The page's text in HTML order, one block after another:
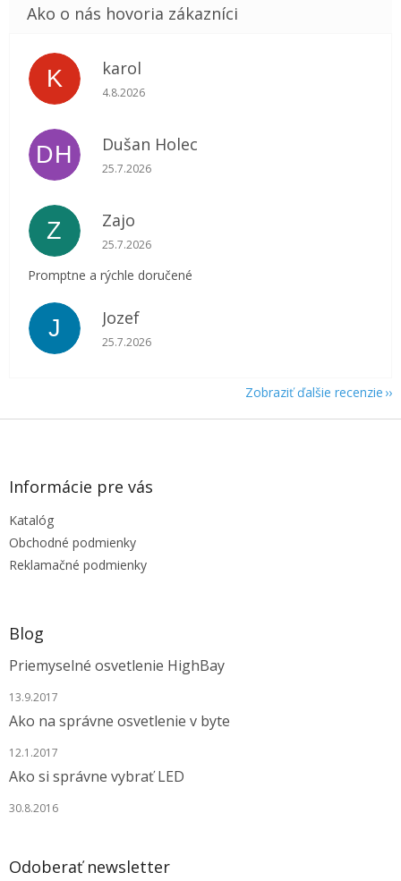
K karol
Hodnotenie obchodu je 5 z 5 hviezdičiek.
4.8.2026
DH Dušan Holec
Hodnotenie obchodu je 5 z 5 hviezdičiek.
25.7.2026
Z Zajo
Hodnotenie obchodu je 5 z 5 hviezdičiek.
25.7.2026
Promptne a rýchle doručené
J Jozef
Hodnotenie obchodu je 5 z 5 hviezdičiek.
25.7.2026
Zobraziť ďalšie recenzie
Z
Informácie pre vás
Katalóg
Obchodné podmienky
Reklamačné podmienky
Blog
Priemyselné osvetlenie HighBay
13.9.2017
Ako na správne osvetlenie v byte
12.1.2017
Ako si správne vybrať LED
30.8.2016
Odoberať newsletter